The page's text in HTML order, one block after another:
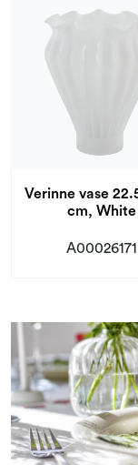
Verinne vase
cm, White
A00026171